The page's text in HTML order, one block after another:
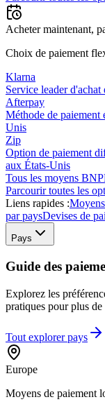
Acheter maintenant,
Choix de paiement
Klarna
Service leader
Afterpay
Méthode de paiement
Unis
Zip
Option de paiement
aux États-Unis
Tous les moyens
Parcourir toutes les
Liens rapides :
par paysDevises de
Pays
Guide des
Explorez les
pratiques pour plus
Tout explorer pays
Europe
Moyens de paiement